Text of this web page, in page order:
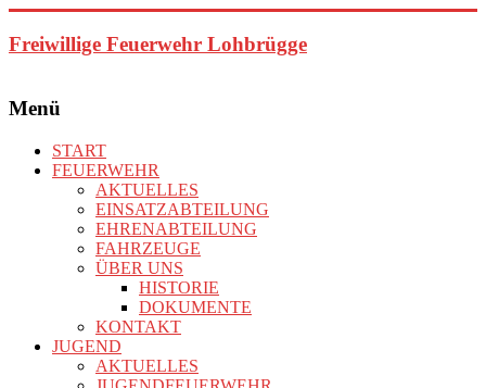
Inhalt
springen
Freiwillige Feuerwehr Lohbrügge
Menü
START
FEUERWEHR
AKTUELLES
EINSATZABTEILUNG
EHRENABTEILUNG
FAHRZEUGE
ÜBER UNS
HISTORIE
DOKUMENTE
KONTAKT
JUGEND
AKTUELLES